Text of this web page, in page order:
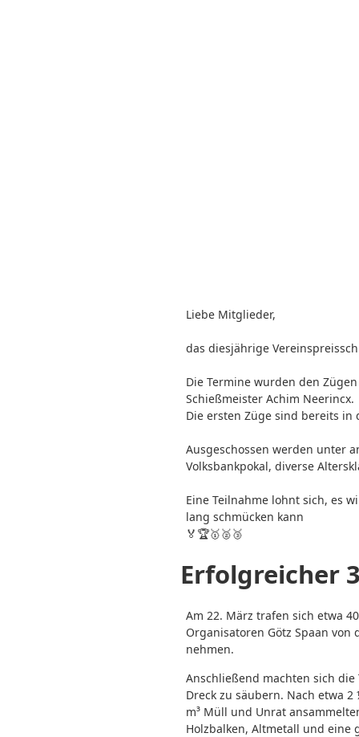
Liebe Mitglieder,
das diesjährige
Die Termine wurden den
Schießmeister Achim Neerincx.
Die ersten Züge sind bereits
Ausgeschossen werden unter
Volksbankpokal, diverse
Eine Teilnahme lohnt sich, es
lang schmücken kann
🏅🏆🥇🥈🥉
Erfolgreicher
Am 22. März trafen sich etwa
Organisatoren Götz Spaan
nehmen.
Anschließend machten sich
Dreck zu säubern. Nach etwa
m³ Müll und Unrat
Holzbalken, Altmetall und eine